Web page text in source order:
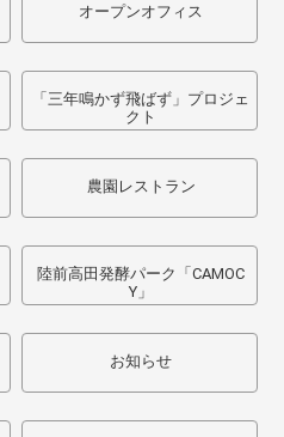
オープンオフィス
「三年鳴かず飛ばず」プロジェ
クト
農園レストラン
陸前高田発酵パーク「CAMOC
Y」
お知らせ